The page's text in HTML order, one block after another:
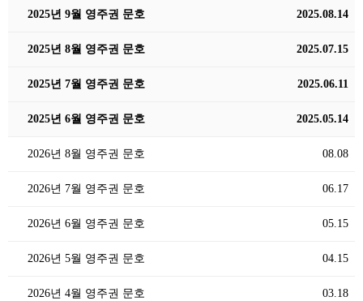
2025.08.14
2025년 9월 영주권 문호
2025.07.15
2025년 8월 영주권 문호
2025.06.11
2025년 7월 영주권 문호
2025.05.14
2025년 6월 영주권 문호
08.08
2026년 8월 영주권 문호
06.17
2026년 7월 영주권 문호
05.15
2026년 6월 영주권 문호
04.15
2026년 5월 영주권 문호
03.18
2026년 4월 영주권 문호